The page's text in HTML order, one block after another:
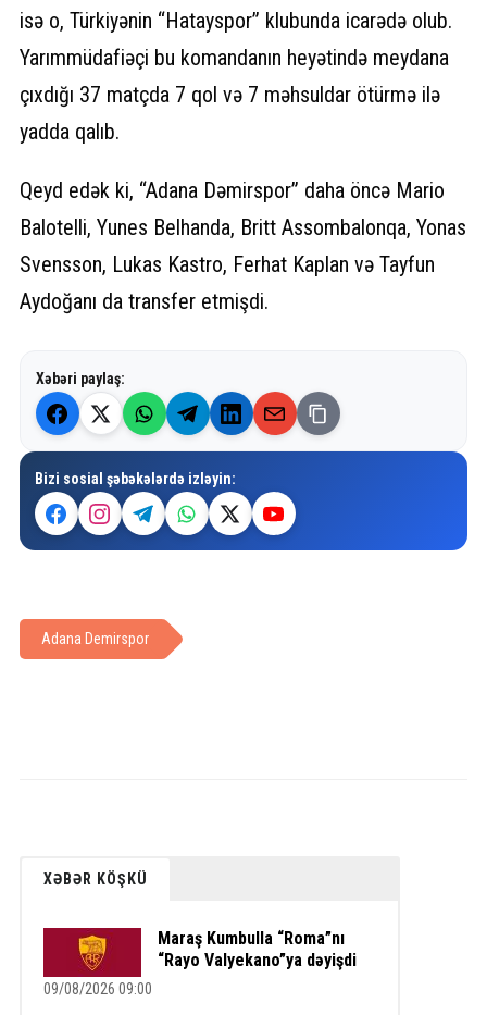
isə o, Türkiyənin “Hatayspor” klubunda icarədə olub.
Yarımmüdafiəçi bu komandanın heyətində meydana
çıxdığı 37 matçda 7 qol və 7 məhsuldar ötürmə ilə
yadda qalıb.
Qeyd edək ki, “Adana Dəmirspor” daha öncə Mario
Balotelli, Yunes Belhanda, Britt Assombalonqa, Yonas
Svensson, Lukas Kastro, Ferhat Kaplan və Tayfun
Aydoğanı da transfer etmişdi.
Xəbəri paylaş:
Bizi sosial şəbəkələrdə izləyin:
Adana Demirspor
XƏBƏR KÖŞKÜ
Maraş Kumbulla “Roma”nı
“Rayo Valyekano”ya dəyişdi
09/08/2026 09:00